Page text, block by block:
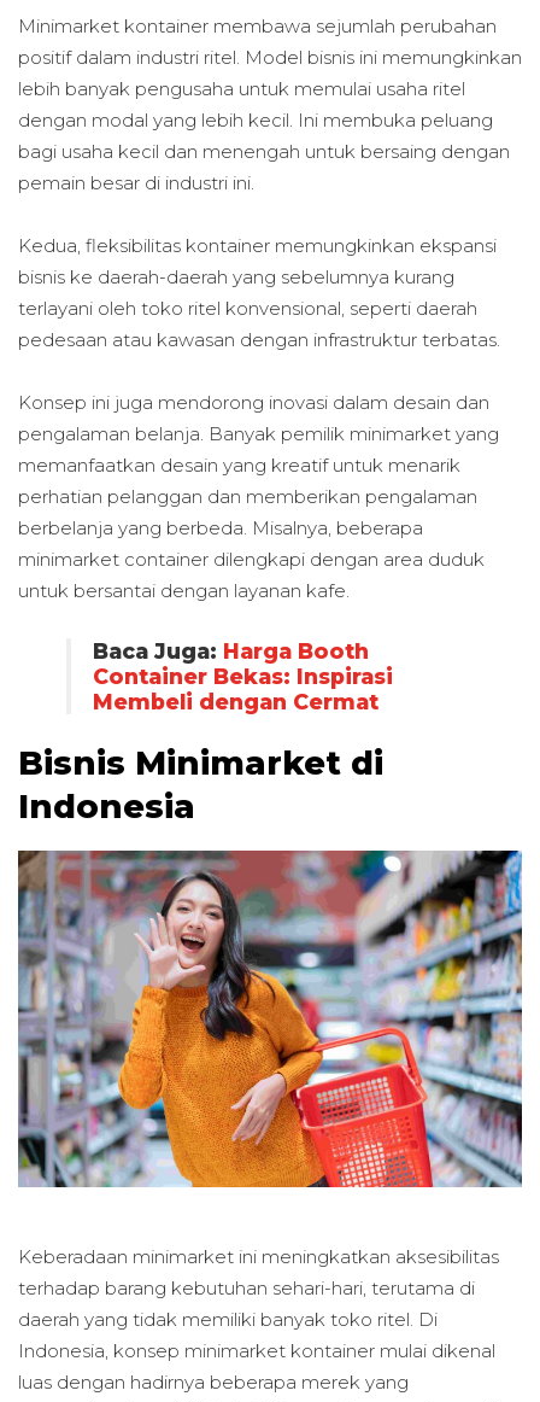
Minimarket kontainer membawa sejumlah perubahan
positif dalam industri ritel. Model bisnis ini memungkinkan
lebih banyak pengusaha untuk memulai usaha ritel
dengan modal yang lebih kecil. Ini membuka peluang
bagi usaha kecil dan menengah untuk bersaing dengan
pemain besar di industri ini.
Kedua, fleksibilitas kontainer memungkinkan ekspansi
bisnis ke daerah-daerah yang sebelumnya kurang
terlayani oleh toko ritel konvensional, seperti daerah
pedesaan atau kawasan dengan infrastruktur terbatas.
Konsep ini juga mendorong inovasi dalam desain dan
pengalaman belanja. Banyak pemilik minimarket yang
memanfaatkan desain yang kreatif untuk menarik
perhatian pelanggan dan memberikan pengalaman
berbelanja yang berbeda. Misalnya, beberapa
minimarket container dilengkapi dengan area duduk
untuk bersantai dengan layanan kafe.
Baca Juga: Harga Booth
Container Bekas: Inspirasi
Membeli dengan Cermat
Bisnis Minimarket di
Indonesia
Keberadaan minimarket ini meningkatkan aksesibilitas
terhadap barang kebutuhan sehari-hari, terutama di
daerah yang tidak memiliki banyak toko ritel. Di
Indonesia, konsep minimarket kontainer mulai dikenal
luas dengan hadirnya beberapa merek yang